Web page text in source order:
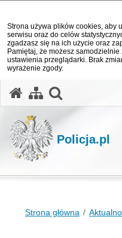
Strona używa plików cookies, aby
serwisu oraz do celów
zgadzasz się na ich użycie oraz
Pamiętaj, że możesz
ustawienia przeglądarki. Brak
wyrażenie zgody.
Policja.pl
Strona główna